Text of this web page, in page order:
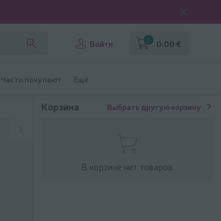
Войти 0 0,00 €
Часто покупают Ещё
Корзина Выбрать другую корзину
В корзине нет товаров